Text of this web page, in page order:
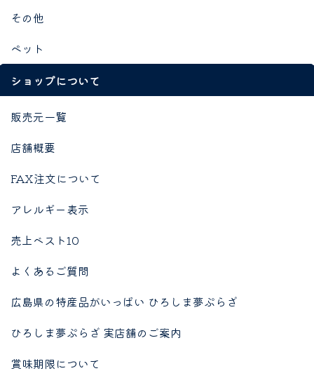
その他
ペット
ショップについて
販売元一覧
店舗概要
FAX注文について
アレルギー表示
売上ベスト10
よくあるご質問
広島県の特産品がいっぱい ひろしま夢ぷらざ
ひろしま夢ぷらざ 実店舗のご案内
賞味期限について